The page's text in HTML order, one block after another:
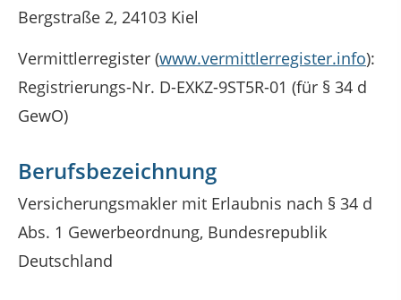
Bergstraße 2, 24103 Kiel
Vermittlerregister (www.vermittlerregister.info):
Registrierungs-Nr. D-EXKZ-9ST5R-01 (für § 34 d
GewO)
Berufsbezeichnung
Versicherungsmakler mit Erlaubnis nach § 34 d
Abs. 1 Gewerbeordnung, Bundesrepublik
Deutschland